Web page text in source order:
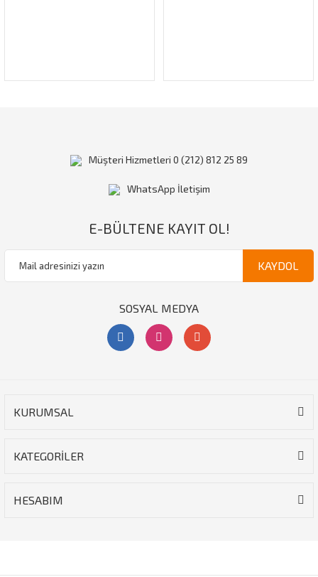
KURUMSAL
KATEGORİLER
HESABIM
Müşteri Hizmetleri 0 (212) 812 25 89
WhatsApp İletişim
E-BÜLTENE KAYIT OL!
KAYDOL
SOSYAL MEDYA